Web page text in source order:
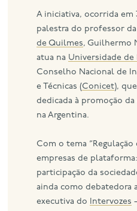
A iniciativa, ocorrida em
palestra do professor da
de Quilmes, Guilhermo
atua na Universidade de
Conselho Nacional de
e Técnicas (Conicet),
dedicada à promoção
na Argentina.
Com o tema “Regulação
empresas de
participação da
ainda como debatedora
executiva do Intervozes